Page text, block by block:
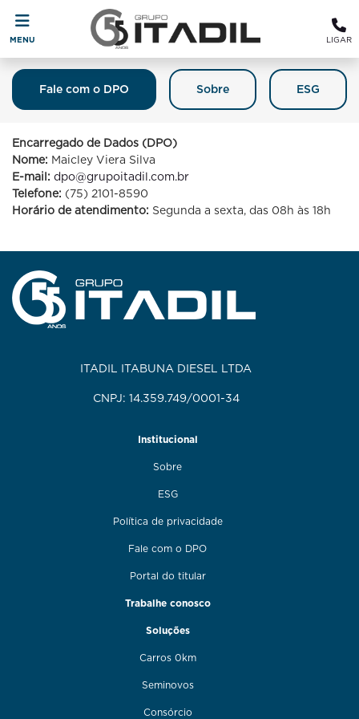
MENU LIGAR
Sobre ESG
Fale com o DPO
Fale Com O DPO (Encarregado De
Proteção De Dados)
Encarregado de Dados (DPO)
Nome: Maicley Viera Silva
E-mail: dpo@grupoitadil.com.br
Telefone: (75) 2101-8590
Horário de atendimento: Segunda a sexta, das 08h às 18h
ITADIL ITABUNA DIESEL LTDA
CNPJ: 14.359.749/0001-34
Institucional
Sobre
ESG
Política de privacidade
Fale com o DPO
Portal do titular
Trabalhe conosco
Soluções
Carros 0km
Seminovos
Consórcio